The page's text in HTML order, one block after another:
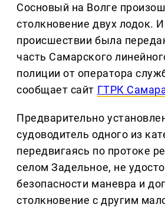
Сосновый на Волге
столкновение двух лодок.
происшествии была
часть Самарского
полиции от оператора
сообщает сайт ГТРК
Предварительно
судоводитель одного из
передвигаясь по протоке
селом Задельное, не
безопасности маневра и
столкновение с другим